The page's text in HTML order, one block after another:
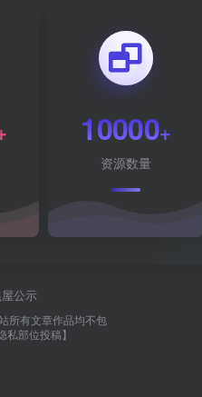
10000+
资源数量
公示
所有文章作品均不包
部位投稿】